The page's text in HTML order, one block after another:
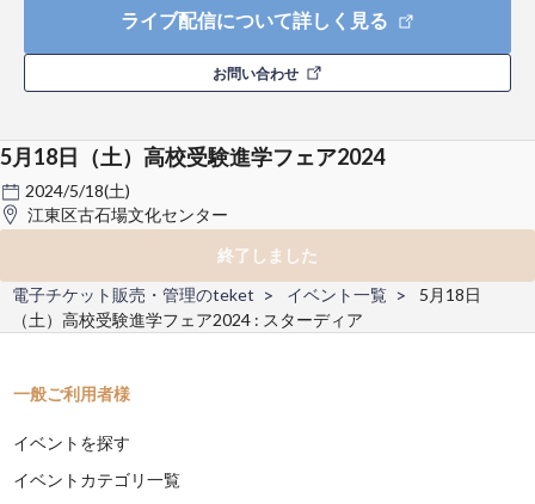
ライブ配信について詳しく見る
お問い合わせ
5月18日（土）高校受験進学フェア2024
2024/5/18(土)
江東区古石場文化センター
終了しました
電子チケット販売・管理のteket
イベント一覧
5月18日
（土）高校受験進学フェア2024 : スターディア
一般ご利用者様
イベントを探す
イベントカテゴリ一覧